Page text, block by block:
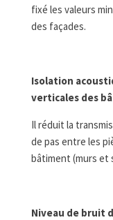
fixé les valeurs
des façades.
Isolation
verticales des
Il réduit la
de pas entre les
bâtiment (murs et
Niveau de bruit